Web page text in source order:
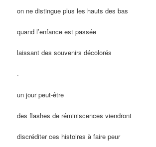
on ne distingue plus les hauts des bas
quand l’enfance est passée
laissant des souvenirs décolorés
.
un jour peut-être
des flashes de réminiscences viendront
discréditer ces histoires à faire peur